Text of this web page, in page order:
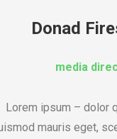
Donad
media
Lorem ipsum – dolor
mauris eget,